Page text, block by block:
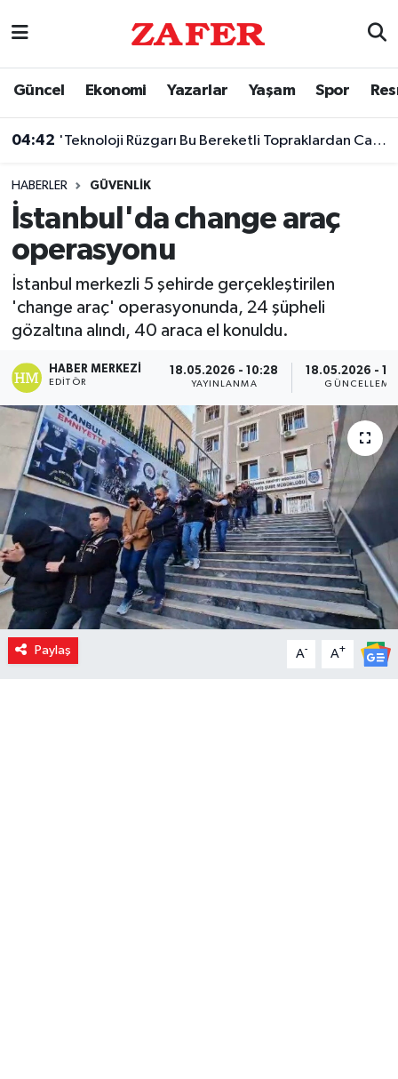
Güncel Ekonomi Yazarlar Yaşam Spor
04:42 'Teknoloji Rüzgarı Bu Bereketli Topraklardan Canlanacak'
HABERLER GÜVENLIK
İstanbul'da change araç
operasyonu
İstanbul merkezli 5 şehirde gerçekleştirilen
'change araç' operasyonunda, 24 şüpheli
gözaltına alındı, 40 araca el konuldu.
HABER MERKEZI
EDITÖR
18.05.2026 - 10:28
YAYINLANMA
18.05.2026 -
GÜNCELLEME
Paylaş A- A+
Nöbetçi Eczaneler
Trafik Durumu
Süper Lig Puan Durumu ve Fikstür
Tüm Manşetler
Son Dakika Haberleri
Haber Arşivi